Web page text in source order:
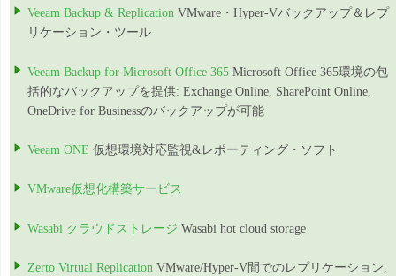
Veeam Backup & Replication VMware・Hyper-Vバックアップ＆レプ
リケーション・ツール
Veeam Backup for Microsoft Office 365 Microsoft Office 365環境の包
括的なバックアップを提供: Exchange Online, SharePoint Online,
OneDrive for Businessのバックアップが可能
Veeam ONE 仮想環境対応監視&レポーティング・ソフト
VMware仮想化構築サービス
Wasabi クラウドストレージ Wasabi hot cloud storage
Zerto Virtual Replication VMware/Hyper-V間でのレプリケーション,